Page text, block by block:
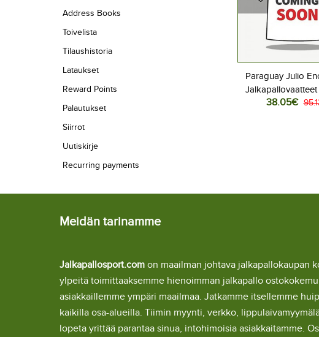
Address Books
Toivelista
Tilaushistoria
Lataukset
Reward Points
Palautukset
Siirrot
Uutiskirje
Recurring payments
Paraguay Julio
Kotipaita MM-
38.05€
Meidän tarinamme
Jalkapallosport.com on maailman johtava jalkapallokaupan
ylpeitä toimittaaksemme hienoimman jalkapallo
asiakkaillemme ympäri maailmaa. Jatkamme itsellemme
kaikilla osa-alueilla. Tiimin myynti, verkko,
lopeta yrittää parantaa sinua, intohimoisia asiakkaitamme.